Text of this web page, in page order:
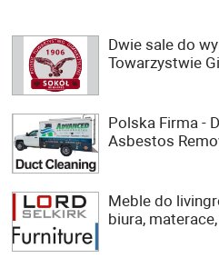
Dwie sale do
Towarzystwie
Polska Firma -
Asbestos
Meble do
biura,